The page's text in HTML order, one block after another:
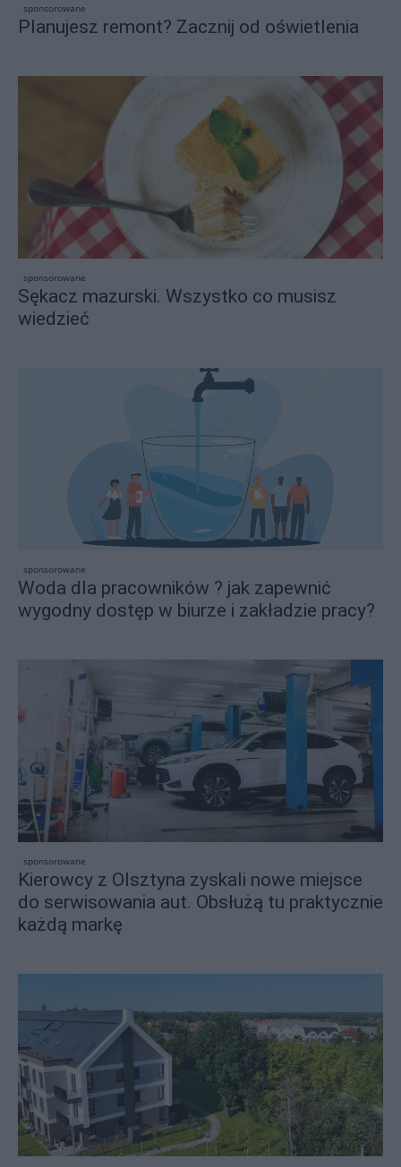
sponsorowane
Planujesz remont? Zacznij od oświetlenia
sponsorowane
Sękacz mazurski. Wszystko co musisz
wiedzieć
sponsorowane
Woda dla pracowników ? jak zapewnić
wygodny dostęp w biurze i zakładzie pracy?
sponsorowane
Kierowcy z Olsztyna zyskali nowe miejsce
do serwisowania aut. Obsłużą tu praktycznie
każdą markę